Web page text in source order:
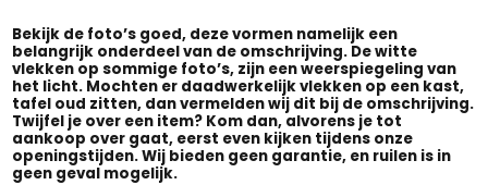
Bekijk de foto’s goed, deze vormen namelijk een
belangrijk onderdeel van de omschrijving. De witte
vlekken op sommige foto’s, zijn een weerspiegeling van
het licht. Mochten er daadwerkelijk vlekken op een kast,
tafel oud zitten, dan vermelden wij dit bij de omschrijving.
Twijfel je over een item? Kom dan, alvorens je tot
aankoop over gaat, eerst even kijken tijdens onze
openingstijden. Wij bieden geen garantie, en ruilen is in
geen geval mogelijk.